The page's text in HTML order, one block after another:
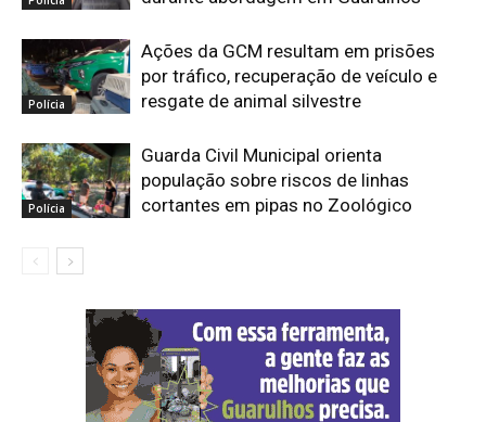
Polícia
Ações da GCM resultam em prisões
por tráfico, recuperação de veículo e
resgate de animal silvestre
Polícia
Guarda Civil Municipal orienta
população sobre riscos de linhas
cortantes em pipas no Zoológico